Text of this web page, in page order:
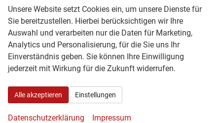
Suzuki Benziner, Hybrid, Plug-in-
Hybrid und Allrad
Suzuki bietet je nach Modell Benziner, Mild-
Hybrid, Vollhybrid, Plug-in-Hybrid und
Allradvarianten. Besonders gefragt sind
Swift, Ignis, Vitara, S-Cross, Swace, Across
Unsere Website setzt Cookies ein, um unsere Dienste für
Sie bereitzustellen. Hierbei berücksichtigen wir Ihre
Auswahl und verarbeiten nur die Daten für Marketing,
Analytics und Personalisierung, für die Sie uns Ihr
Einverständnis geben. Sie können Ihre Einwilligung
jederzeit mit Wirkung für die Zukunft widerrufen.
Alle akzeptieren Einstellungen
Datenschutzerklärung Impressum